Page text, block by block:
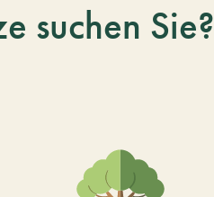
suchen Sie?